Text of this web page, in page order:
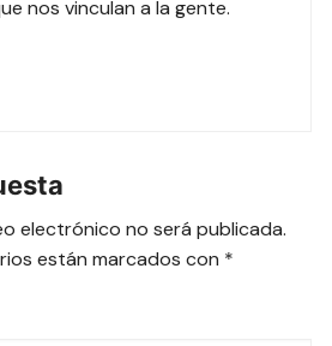
nos vinculan a la gente.
electrónico no será publicada.
están marcados con *